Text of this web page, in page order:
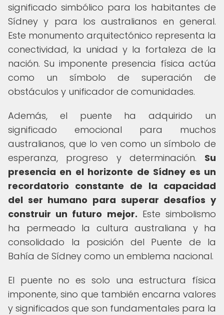
significado simbólico para los habitantes de
Sídney y para los australianos en general.
Este monumento arquitectónico representa la
conectividad, la unidad y la fortaleza de la
nación. Su imponente presencia física actúa
como un símbolo de superación de
obstáculos y unificador de comunidades.
Además, el puente ha adquirido un
significado emocional para muchos
australianos, que lo ven como un símbolo de
esperanza, progreso y determinación. Su
presencia en el horizonte de Sídney es un
recordatorio constante de la capacidad
del ser humano para superar desafíos y
construir un futuro mejor. Este simbolismo
ha permeado la cultura australiana y ha
consolidado la posición del Puente de la
Bahía de Sídney como un emblema nacional.
El puente no es solo una estructura física
imponente, sino que también encarna valores
y significados que son fundamentales para la